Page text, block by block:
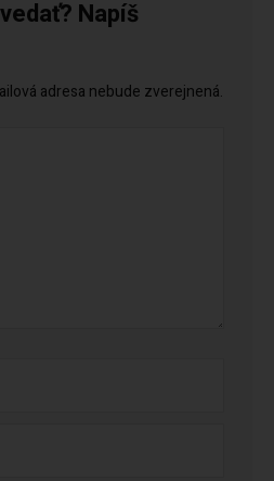
Napíš
adresa nebude zverejnená.